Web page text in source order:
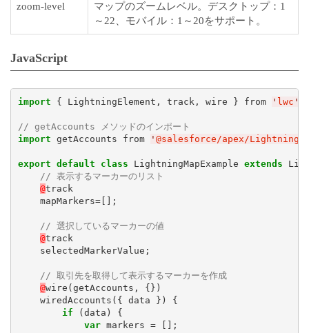
zoom-level
マップのズームレベル。デスクトップ：1
～22、モバイル：1～20をサポート。
JavaScript
import { LightningElement, track, wire } from ' lwc '
// getAccounts メソッドのインポート
import getAccounts from ' @salesforce/apex/
export default class LightningMapExample extends
// 表示するマーカーのリスト
@track
    mapMarkers=[];
// 選択しているマーカーの値
@track
    selectedMarkerValue;
// 取引先を取得して表示するマーカーを作成
@wire(getAccounts, {})
    wiredAccounts({ data }) {
if (data) {
var markers = [];